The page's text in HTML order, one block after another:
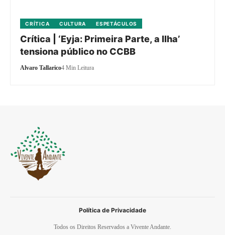
CRÍTICA CULTURA ESPETÁCULOS
Crítica | ‘Eyja: Primeira Parte, a Ilha’
tensiona público no CCBB
Alvaro Tallarico4 Min Leitura
Todos os Direitos Reservados a Vivente Andante.
Política de Privacidade